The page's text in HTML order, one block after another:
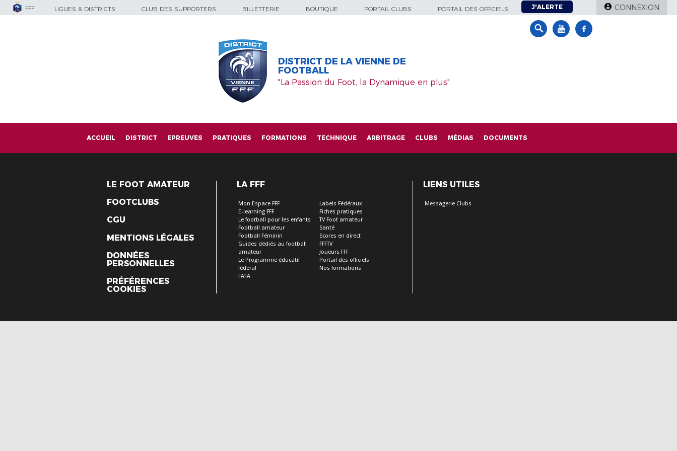
FFF LIGUES & DISTRICTS CLUB DES SUPPORTERS BILLETTERIE BOUTIQUE PORTAIL CLUBS PORTAIL DES OFFICIELS J'ALERTE CONNEXION
DISTRICT DE LA VIENNE DE
FOOTBALL
"La Passion du Foot, la Dynamique en plus"
ACCUEIL DISTRICT EPREUVES PRATIQUES FORMATIONS TECHNIQUE ARBITRAGE CLUBS MÉDIAS DOCUMENTS
LE FOOT AMATEUR
FOOTCLUBS
CGU
MENTIONS LÉGALES
DONNÉES
PERSONNELLES
PRÉFÉRENCES
COOKIES
LA FFF
Mon Espace FFF
E-learning FFF
Le football pour les enfants
Football amateur
Football Féminin
Guides dédiés au football
amateur
Le Programme éducatif
fédéral
FAFA
Labels Fédéraux
Fiches pratiques
TV Foot amateur
Santé
Scores en direct
FFFTV
Joueurs FFF
Portail des officiels
Nos formations
LIENS UTILES
Messagerie Clubs